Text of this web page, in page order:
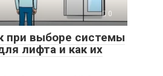
0
при выборе системы
лифта и как их